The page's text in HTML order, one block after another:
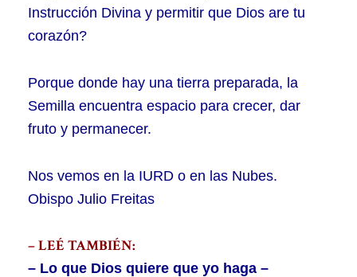
Instrucción Divina y permitir que Dios are tu
corazón?
Porque donde hay una tierra preparada, la
Semilla encuentra espacio para crecer, dar
fruto y permanecer.
Nos vemos en la IURD o en las Nubes.
Obispo Julio Freitas
– LEÉ TAMBIÉN:
– Lo que Dios quiere que yo haga –